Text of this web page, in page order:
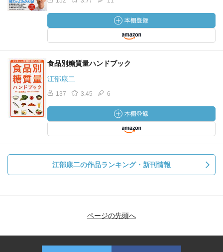
食品別糖質量ハンドブック
江部康二
137 3.45 6
江部康二の作品ランキング・新刊情報
ページの先頭へ